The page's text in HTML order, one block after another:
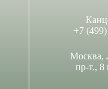
+7
Москва,
пр-т., 8